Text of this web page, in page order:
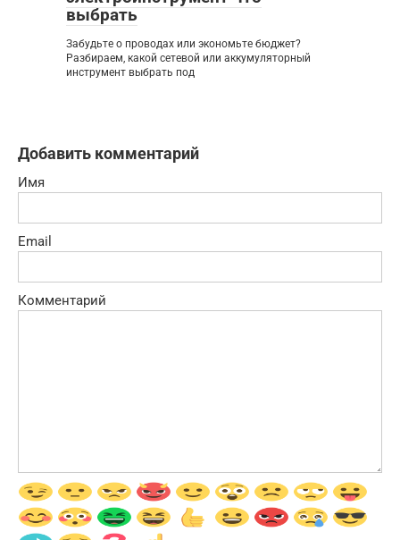
выбрать
Забудьте о проводах или экономьте бюджет?
Разбираем, какой сетевой или аккумуляторный
инструмент выбрать под
Добавить комментарий
Имя
Email
Комментарий